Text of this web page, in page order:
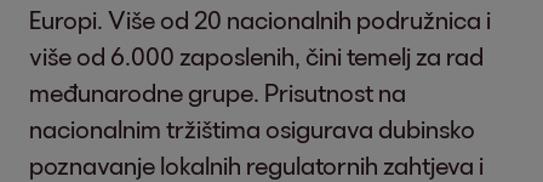
Europi. Više od 20 nacionalnih podružnica i
više od 6.000 zaposlenih, čini temelj za rad
međunarodne grupe. Prisutnost na
nacionalnim tržištima osigurava dubinsko
poznavanje lokalnih regulatornih zahtjeva i